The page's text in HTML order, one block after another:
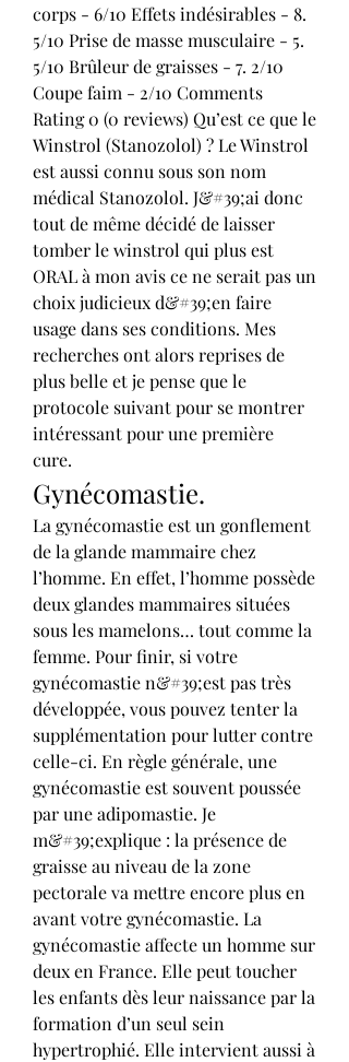
corps - 6/10 Effets indésirables - 8.
5/10 Prise de masse musculaire - 5.
5/10 Brûleur de graisses - 7. 2/10
Coupe faim - 2/10 Comments
Rating 0 (0 reviews) Qu’est ce que le
Winstrol (Stanozolol) ? Le Winstrol
est aussi connu sous son nom
médical Stanozolol. J&#39;ai donc
tout de même décidé de laisser
tomber le winstrol qui plus est
ORAL à mon avis ce ne serait pas un
choix judicieux d&#39;en faire
usage dans ses conditions. Mes
recherches ont alors reprises de
plus belle et je pense que le
protocole suivant pour se montrer
intéressant pour une première
cure.
Gynécomastie.
La gynécomastie est un gonflement
de la glande mammaire chez
l’homme. En effet, l’homme possède
deux glandes mammaires situées
sous les mamelons… tout comme la
femme. Pour finir, si votre
gynécomastie n&#39;est pas très
développée, vous pouvez tenter la
supplémentation pour lutter contre
celle-ci. En règle générale, une
gynécomastie est souvent poussée
par une adipomastie. Je
m&#39;explique : la présence de
graisse au niveau de la zone
pectorale va mettre encore plus en
avant votre gynécomastie. La
gynécomastie affecte un homme sur
deux en France. Elle peut toucher
les enfants dès leur naissance par la
formation d’un seul sein
hypertrophié. Elle intervient aussi à